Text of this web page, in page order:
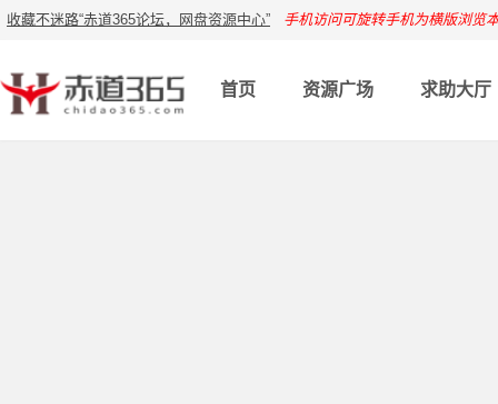
收藏不迷路“赤道365论坛，网盘资源中心” 手机访问可旋转手机为横版浏览
首页 资源广场 求助大厅